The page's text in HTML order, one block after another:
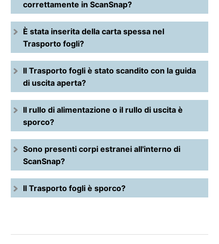
correttamente in ScanSnap?
È stata inserita della carta spessa nel
Trasporto fogli?
Il Trasporto fogli è stato scandito con la guida
di uscita aperta?
Il rullo di alimentazione o il rullo di uscita è
sporco?
Sono presenti corpi estranei all'interno di
ScanSnap?
Il Trasporto fogli è sporco?